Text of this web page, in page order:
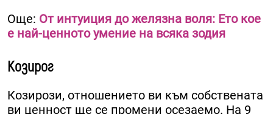
Още: От интуиция до желязна воля: Ето кое
е най-ценното умение на всяка зодия
Козирог
Козирози, отношението ви към собствената
ви ценност ще се промени осезаемо. На 9